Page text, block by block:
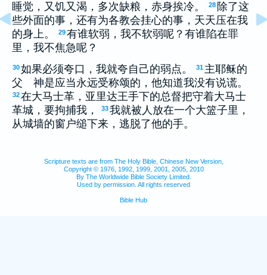
睡觉，又饥又渴，多次缺粮，赤身挨冷。
28 除了这
些外面的事，还有为各教会挂心的事，天天压在我
的身上。
29有谁软弱，我不软弱呢？有谁陷在罪
里，我不焦急呢？
30如果必须夸口，我就夸自己的弱点。 31 主耶稣的
父 神是应当永远受称颂的，他知道我没有说谎。
32在大马士革，亚里达王手下的总督把守着大马士
革城，要拘捕我，
33我就被人放在一个大篮子里，
从城墙的窗户缒下来，逃脱了他的手。
Scripture texts are from The Holy Bible, Chinese New Version,
Copyright © 1976, 1992, 1999, 2001, 2005, 2010
By The Worldwide Bible Society Limited.
Used by permission. All rights reserved
Bible Hub